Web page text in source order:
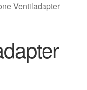
Ventiladapter